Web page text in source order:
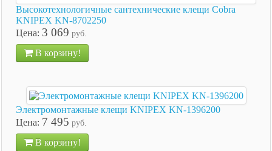
Высокотехнологичные сантехнические клещи Cobra
KNIPEX KN-8702250
Цена: 3 069 руб.
В корзину!
Электромонтажные клещи KNIPEX KN-1396200
Цена: 7 495 руб.
В корзину!